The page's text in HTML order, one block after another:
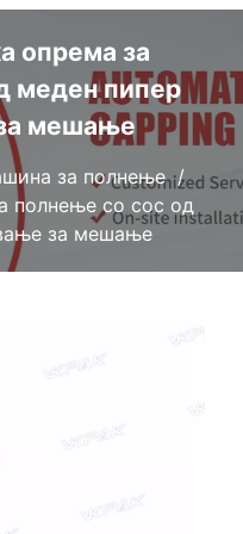
опрема за
меден пипер
мешање
за полнење
полнење со сос од
за мешање